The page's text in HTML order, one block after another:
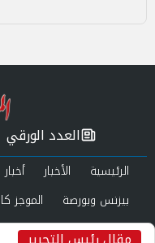
العدد الورقي
الرئيسية الأخبار
بيزنس وبورصة
الموجز
صحة وجمال
عرب وعالم